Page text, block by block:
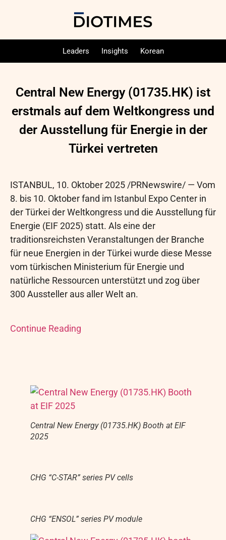
Leaders Insights Korean
Central New Energy (01735.HK) ist
erstmals auf dem Weltkongress und
der Ausstellung für Energie in der
Türkei vertreten
ISTANBUL, 10. Oktober 2025 /PRNewswire/ — Vom
8. bis 10. Oktober fand im Istanbul Expo Center in
der Türkei der Weltkongress und die Ausstellung für
Energie (EIF 2025) statt. Als eine der
traditionsreichsten Veranstaltungen der Branche
für neue Energien in der Türkei wurde diese Messe
vom türkischen Ministerium für Energie und
natürliche Ressourcen unterstützt und zog über
300 Aussteller aus aller Welt an.
Continue Reading
Central New Energy (01735.HK) Booth at EIF
2025
CHG “C-STAR” series PV cells
CHG “ENSOL” series PV module